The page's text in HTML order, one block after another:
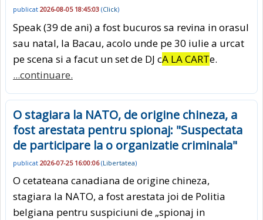
publicat 2026-08-05 18:45:03 (Click)
Speak (39 de ani) a fost bucuros sa revina in orasul
sau natal, la Bacau, acolo unde pe 30 iulie a urcat
pe scena si a facut un set de DJ cA LA CARTe.
...continuare.
O stagiara la NATO, de origine chineza, a
fost arestata pentru spionaj: "Suspectata
de participare la o organizatie criminala"
publicat 2026-07-25 16:00:06(Libertatea)
O cetateana canadiana de origine chineza,
stagiara la NATO, a fost arestata joi de Politia
belgiana pentru suspiciuni de „spionaj in